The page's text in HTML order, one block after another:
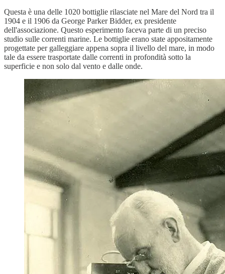
Questa è una delle 1020 bottiglie rilasciate nel Mare del Nord tra il
1904 e il 1906 da George Parker Bidder, ex presidente
dell'associazione. Questo esperimento faceva parte di un preciso
studio sulle correnti marine. Le bottiglie erano state appositamente
progettate per galleggiare appena sopra il livello del mare, in modo
tale da essere trasportate dalle correnti in profondità sotto la
superficie e non solo dal vento e dalle onde.